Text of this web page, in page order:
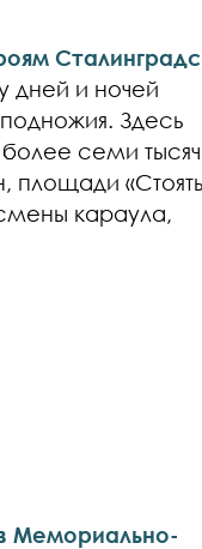
дней и ночей
Здесь
семи
площади
караула,
Мемориально-